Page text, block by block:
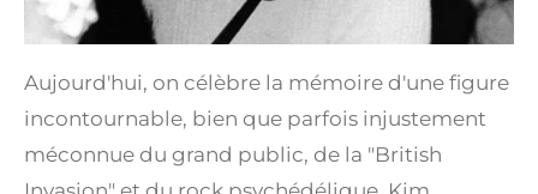
Aujourd'hui, on célèbre la mémoire d'une figure
incontournable, bien que parfois injustement
méconnue du grand public, de la "British